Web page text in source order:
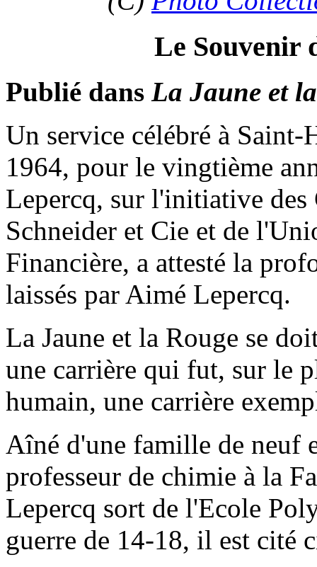
Le Souvenir
Publié dans La Jaune et
Un service célébré à
1964, pour le vingtième
Lepercq, sur l'initiative des
Schneider et Cie et de
Financière, a attesté la
laissés par Aimé Lepercq.
La Jaune et la Rouge se
une carrière qui fut, sur le
humain, une carrière
Aîné d'une famille de neuf
professeur de chimie à la
Lepercq sort de l'Ecole
guerre de 14-18, il est cité